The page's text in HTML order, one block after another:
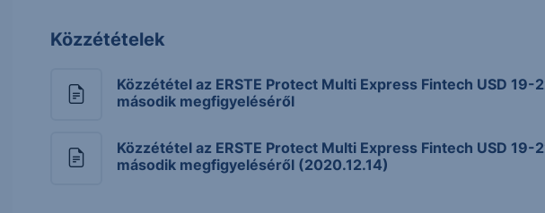
Közzétételek
Közzététel az ERSTE Protect Multi Express Fintech USD
második megfigyeléséről
Közzététel az ERSTE Protect Multi Express Fintech USD
második megfigyeléséről (2020.12.14)